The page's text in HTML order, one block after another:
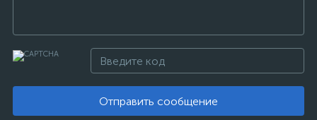
Отправить сообщение